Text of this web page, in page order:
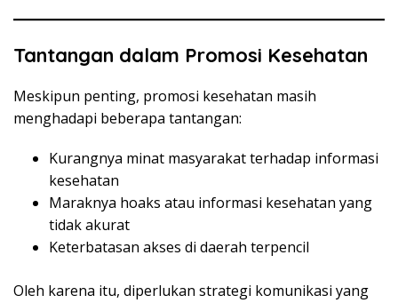
Tantangan dalam Promosi Kesehatan
Meskipun penting, promosi kesehatan masih
menghadapi beberapa tantangan:
Kurangnya minat masyarakat terhadap informasi
kesehatan
Maraknya hoaks atau informasi kesehatan yang
tidak akurat
Keterbatasan akses di daerah terpencil
Oleh karena itu, diperlukan strategi komunikasi yang